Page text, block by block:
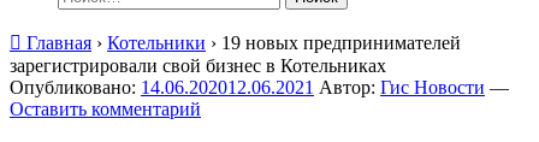
Главная › Котельники › 19 новых предпринимателей
зарегистрировали свой бизнес в Котельниках
Опубликовано: 14.06.202012.06.2021 Автор: Гис Новости —
Оставить комментарий